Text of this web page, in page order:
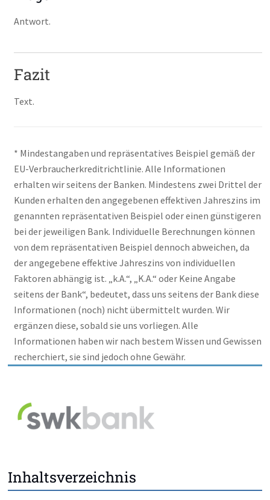
Antwort.
Fazit
Text.
* Mindestangaben und repräsentatives Beispiel gemäß der
EU-Verbraucherkreditrichtlinie. Alle Informationen
erhalten wir seitens der Banken. Mindestens zwei Drittel der
Kunden erhalten den angegebenen effektiven Jahreszins im
genannten repräsentativen Beispiel oder einen günstigeren
bei der jeweiligen Bank. Individuelle Berechnungen können
von dem repräsentativen Beispiel dennoch abweichen, da
der angegebene effektive Jahreszins von individuellen
Faktoren abhängig ist. „k.A.“, „K.A.“ oder Keine Angabe
seitens der Bank“, bedeutet, dass uns seitens der Bank diese
Informationen (noch) nicht übermittelt wurden. Wir
ergänzen diese, sobald sie uns vorliegen. Alle
Informationen haben wir nach bestem Wissen und Gewissen
recherchiert, sie sind jedoch ohne Gewähr.
Inhaltsverzeichnis